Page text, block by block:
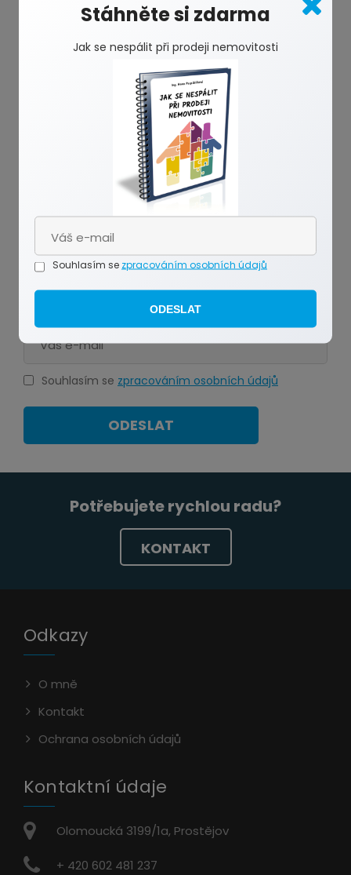
Jak se nespálit při prodeji
nemovitosti
Souhlasím se zpracováním osobních údajů
ODESLAT
Potřebujete rychlou radu?
KONTAKT
Odkazy
O mně
Kontakt
Ochrana osobních údajů
Kontaktní údaje
Olomoucká 3199/1a, Prostějov
+ 420 602 481 237
Stáhněte si zdarma
Jak se nespálit při prodeji nemovitosti
Souhlasím se zpracováním osobních údajů
ODESLAT